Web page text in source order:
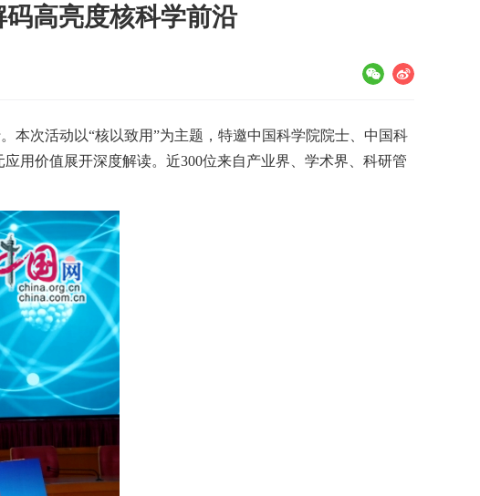
码高亮度核科学前沿
本次活动以“核以致用”为主题，特邀中国科学院院士、中国科
用价值展开深度解读。近300位来自产业界、学术界、科研管